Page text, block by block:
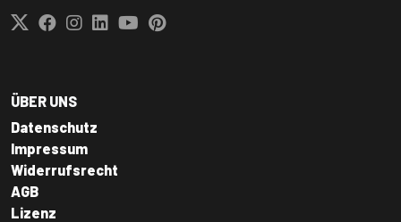
ÜBER UNS
Datenschutz
Impressum
Widerrufsrecht
AGB
Lizenz